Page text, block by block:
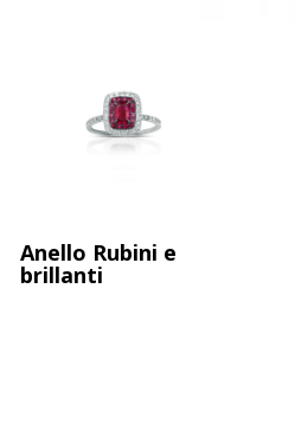
Anello fascia in oro
Anello Rubini e
brillanti